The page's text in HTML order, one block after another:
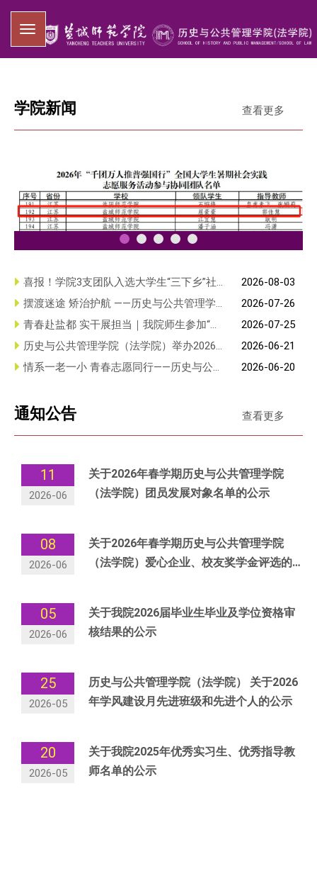
学院新闻 查看更多
喜报！学院3支团队入选大学生“三下乡”社会实践国
近日，多项全国大学生“三下乡”社会实践专项活动入选
名单公布，我院3支团队入选国家级社会实践团队：“史
说同心 法润乡音”推普兴乡实践团入选2026年“千团万人
推普强国行”全国大学生暑期社会实践志愿服务活动参与
协同团队；“青春反诈 平安同行”实践团入选2026年“法治
实践活动团队；“青援童长 法护心途”实践团入选2026
喜报！学院3支团队入选大学生“三下乡”社
会实践国家级团队
2026-08-03
摆渡迷途 矫治护航 ——历史与公共管理学
院（法学院）积极探索未成年人法治教育校
校共建...
2026-07-26
青春赴盐都 实干展担当｜我院师生参加“青
春来盐 都创未来”2026年盐都区大学生暑期
实...
2026-07-25
历史与公共管理学院（法学院）举办2026
年团干部思政技能大比武院内选拔赛
2026-06-21
情系一老一小 青春志愿同行——历史与公共
2026-06-20
通知公告 查看更多
11
2026-06
关于2026年春学期历史与公共管理学院
（法学院）团员发展对象名单的公示
08
2026-06
关于2026年春学期历史与公共管理学院
（法学院）爱心企业、校友奖学金评选的
05
2026-06
关于我院2026届毕业生毕业及学位资格审
核结果的公示
25
2026-05
历史与公共管理学院（法学院） 关于2026
年学风建设月先进班级和先进个人的公示
20
2026-05
关于我院2025年优秀实习生、优秀指导教
师名单的公示